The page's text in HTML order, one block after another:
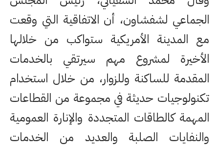
الجماعي لشفشاون، أن الاتفاقية التي وقعت
مع المدينة الأمريكية ستواكب من خلالها
الأخيرة لمشروع مهم سيرتقي بالخدمات
المقدمة للساكنة وللزوار، من خلال استخدام
تكنولوجيات حديثة في مجموعة من القطاعات
المهمة كالطاقات المتجددة والإنارة العمومية
والنفايات الصلبة والعديد من الخدمات